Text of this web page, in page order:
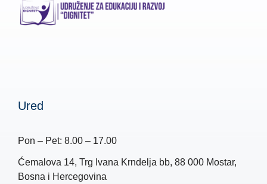
Ured
Pon – Pet: 8.00 – 17.00
Ćemalova 14, Trg Ivana Krndelja bb, 88 000 Mostar,
Bosna i Hercegovina